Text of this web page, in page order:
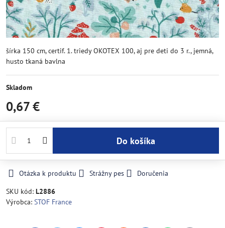
šírka 150 cm, certif. 1. triedy OKOTEX 100, aj pre deti do 3 r., jemná,
husto tkaná bavlna
Skladom
0,67 €
Do košíka
Otázka k produktu Strážny pes
Doručenia
SKU kód: L2886
Výrobca: STOF France